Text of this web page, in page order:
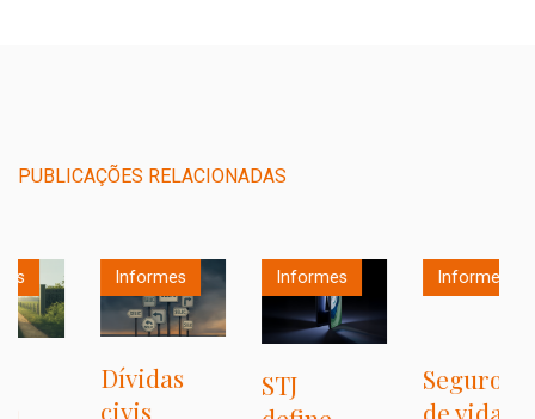
PUBLICAÇÕES RELACIONADAS
Informes
Dívidas
Informes Informes
Seguro
de vida